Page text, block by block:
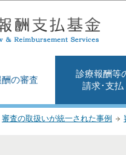
の審査
診療報酬等
請求･支払
審査の取扱いが統一された事例